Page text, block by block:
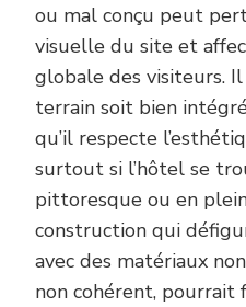
ou mal conçu peut
visuelle du site et
globale des visiteurs.
terrain soit bien
qu’il respecte
surtout si l’hôtel se
pittoresque ou en
construction qui
avec des matériaux
non cohérent,